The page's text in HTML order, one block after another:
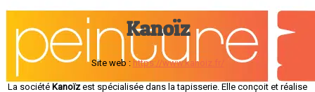
Kanoïz
Site web : https://www.kanoiz.fr/
La société Kanoïzest spécialisée dans la tapisserie. Elle conçoit et réalise